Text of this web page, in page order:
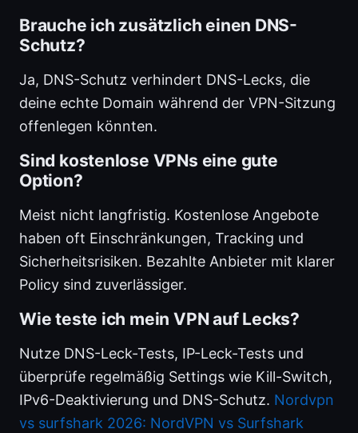
Brauche ich zusätzlich einen DNS-
Schutz?
Ja, DNS-Schutz verhindert DNS-Lecks, die
deine echte Domain während der VPN-Sitzung
offenlegen könnten.
Sind kostenlose VPNs eine gute
Option?
Meist nicht langfristig. Kostenlose Angebote
haben oft Einschränkungen, Tracking und
Sicherheitsrisiken. Bezahlte Anbieter mit klarer
Policy sind zuverlässiger.
Wie teste ich mein VPN auf Lecks?
Nutze DNS-Leck-Tests, IP-Leck-Tests und
überprüfe regelmäßig Settings wie Kill-Switch,
IPv6-Deaktivierung und DNS-Schutz. Nordvpn
vs surfshark 2026: NordVPN vs Surfshark